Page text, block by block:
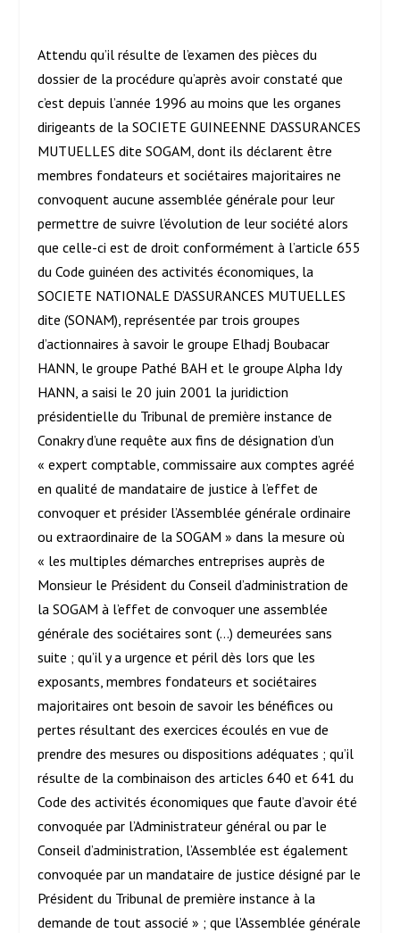
Attendu qu’il résulte de l’examen des pièces du
dossier de la procédure qu’après avoir constaté que
c’est depuis l’année 1996 au moins que les organes
dirigeants de la SOCIETE GUINEENNE D’ASSURANCES
MUTUELLES dite SOGAM, dont ils déclarent être
membres fondateurs et sociétaires majoritaires ne
convoquent aucune assemblée générale pour leur
permettre de suivre l’évolution de leur société alors
que celle-ci est de droit conformément à l’article 655
du Code guinéen des activités économiques, la
SOCIETE NATIONALE D’ASSURANCES MUTUELLES
dite (SONAM), représentée par trois groupes
d’actionnaires à savoir le groupe Elhadj Boubacar
HANN, le groupe Pathé BAH et le groupe Alpha Idy
HANN, a saisi le 20 juin 2001 la juridiction
présidentielle du Tribunal de première instance de
Conakry d’une requête aux fins de désignation d’un
« expert comptable, commissaire aux comptes agréé
en qualité de mandataire de justice à l’effet de
convoquer et présider l’Assemblée générale ordinaire
ou extraordinaire de la SOGAM » dans la mesure où
« les multiples démarches entreprises auprès de
Monsieur le Président du Conseil d’administration de
la SOGAM à l’effet de convoquer une assemblée
générale des sociétaires sont (…) demeurées sans
suite ; qu’il y a urgence et péril dès lors que les
exposants, membres fondateurs et sociétaires
majoritaires ont besoin de savoir les bénéfices ou
pertes résultant des exercices écoulés en vue de
prendre des mesures ou dispositions adéquates ; qu’il
résulte de la combinaison des articles 640 et 641 du
Code des activités économiques que faute d’avoir été
convoquée par l’Administrateur général ou par le
Conseil d’administration, l’Assemblée est également
convoquée par un mandataire de justice désigné par le
Président du Tribunal de première instance à la
demande de tout associé » ; que l’Assemblée générale